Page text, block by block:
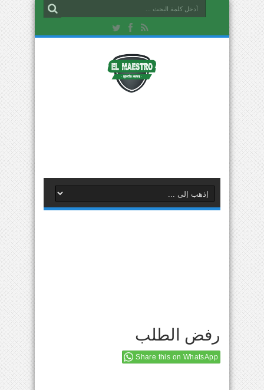
رفض الطلب
Share this on WhatsApp